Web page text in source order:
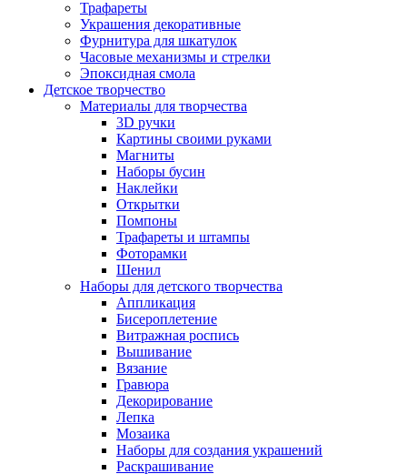
Трафареты
Украшения декоративные
Фурнитура для шкатулок
Часовые механизмы и стрелки
Эпоксидная смола
Детское творчество
Материалы для творчества
3D ручки
Картины своими руками
Магниты
Наборы бусин
Наклейки
Открытки
Помпоны
Трафареты и штампы
Фоторамки
Шенил
Наборы для детского творчества
Аппликация
Бисероплетение
Витражная роспись
Вышивание
Вязание
Гравюра
Декорирование
Лепка
Мозаика
Наборы для создания украшений
Раскрашивание